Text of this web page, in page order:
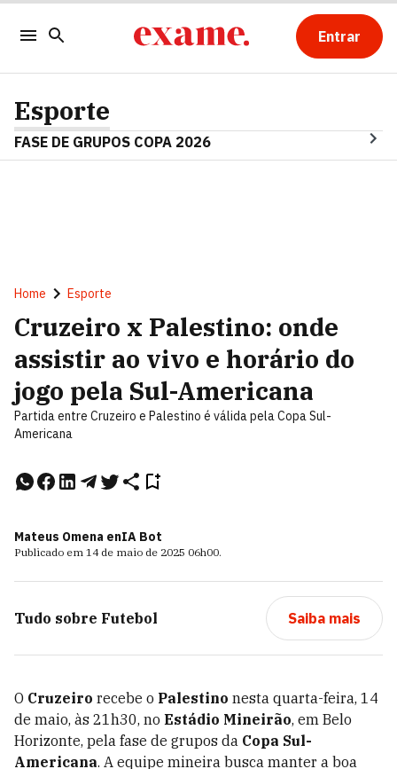
Entrar
Esporte
FASE DE GRUPOS COPA 2026
Home Esporte
Cruzeiro x Palestino: onde
assistir ao vivo e horário do
jogo pela Sul-Americana
Partida entre Cruzeiro e Palestino é válida pela Copa Sul-
Americana
Mateus Omena enIA Bot
Publicado em 14 de maio de 2025 06h00.
Tudo sobre Futebol Saiba mais
O Cruzeiro recebe o Palestino nesta quarta-feira, 14
de maio, às 21h30, no Estádio Mineirão, em Belo
Horizonte, pela fase de grupos da Copa Sul-
Americana. A equipe mineira busca manter a boa